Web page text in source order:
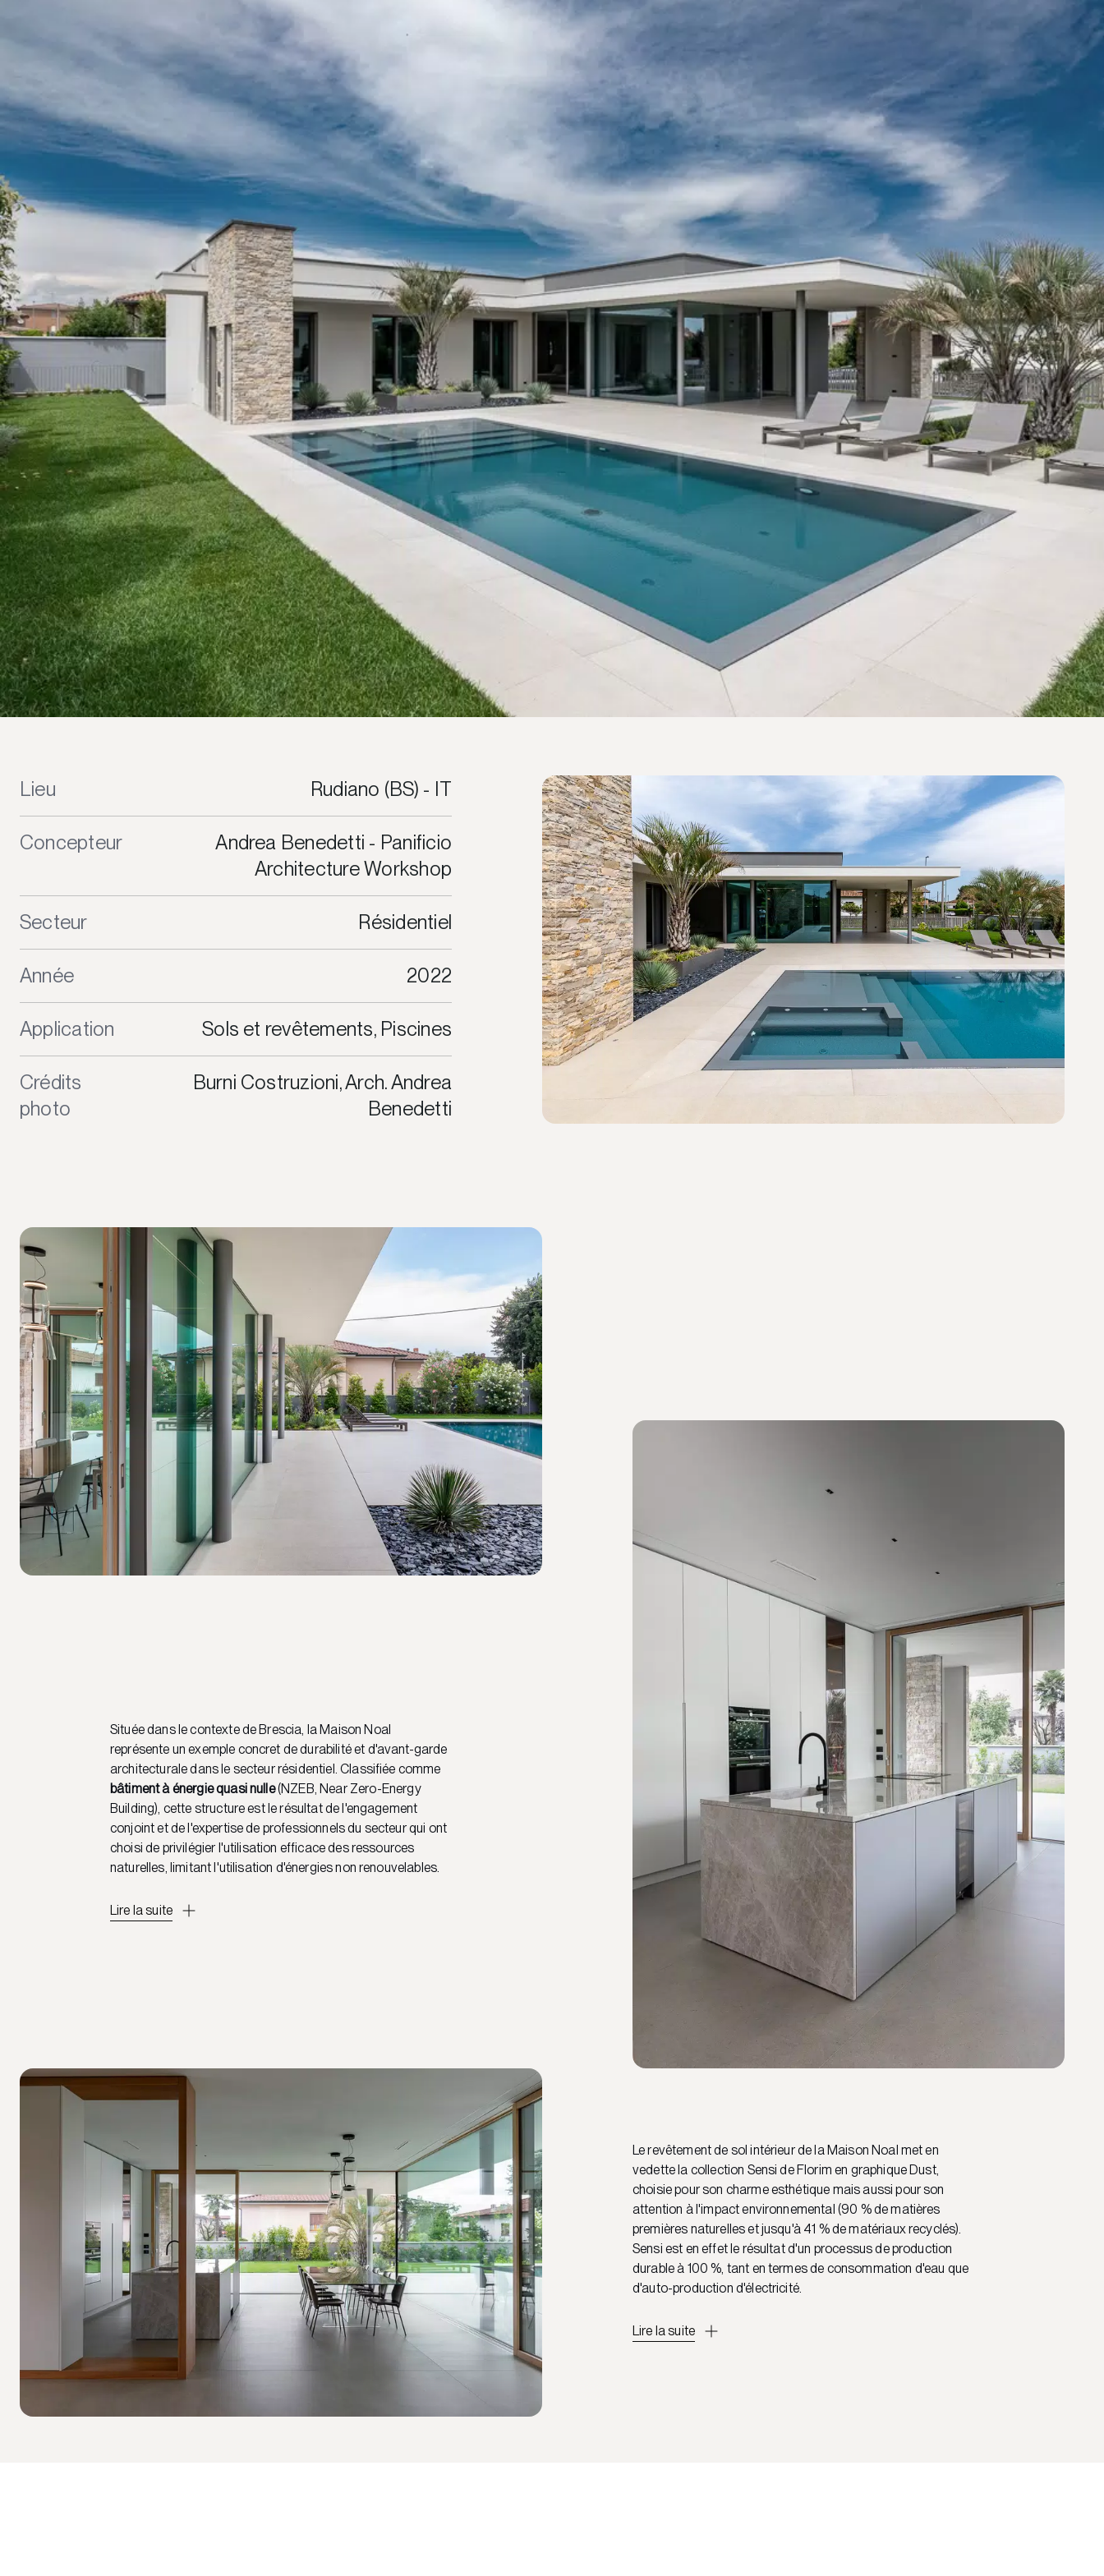
Lieu Rudiano (BS) - IT
Concepteur
Andrea Benedetti - Panificio
Architecture Workshop
Secteur Résidentiel
Année 2022
Application Sols et revêtements, Piscines
Crédits
photo
Burni Costruzioni, Arch. Andrea
Benedetti
Située dans le contexte de Brescia, la Maison Noal
représente un exemple concret de durabilité et d'avant-garde
architecturale dans le secteur résidentiel. Classifiée comme
bâtiment à énergie quasi nulle(NZEB, Near Zero-Energy
Building), cette structure est le résultat de l'engagement
conjoint et de l'expertise de professionnels du secteur qui ont
choisi de privilégier l'utilisation efficace des ressources
naturelles, limitant l'utilisation d'énergies non renouvelables.
Lire la suite
Le revêtement de sol intérieur de la Maison Noal met en
vedette la collection Sensi de Florim en graphique Dust,
choisie pour son charme esthétique mais aussi pour son
attention à l'impact environnemental (90 % de matières
premières naturelles et jusqu'à 41 % de matériaux recyclés).
Sensi est en effet le résultat d'un processus de production
durable à 100 %, tant en termes de consommation d'eau que
d'auto-production d'électricité.
Lire la suite